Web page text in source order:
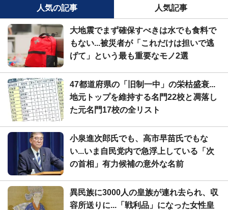
人気の記事 人気記事
大地震でまず確保すべきは水でも食料で
もない...被災者が「これだけは担いで逃
げて」という最も重要なモノ2選
47都道府県の「旧制一中」の栄枯盛衰...
地元トップを維持する名門22校と凋落し
た元名門17校の全リスト
小泉進次郎氏でも、高市早苗氏でもな
い...いま自民党内で急浮上している「次
の首相」有力候補の意外な名前
異民族に3000人の皇族が連れ去られ、収
容所送りに...「戦利品」になった女性皇